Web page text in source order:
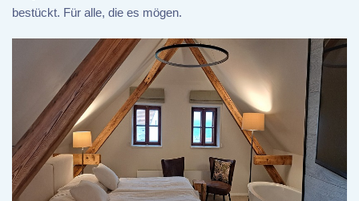
bestückt. Für alle, die es mögen.